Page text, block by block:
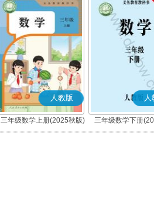
人教版
三年级数学上册(2025秋版)
人
三年级数学下册